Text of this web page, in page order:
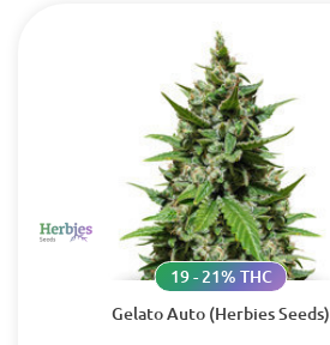
Gelato Auto (Herbies Seeds)
19 - 21% THC